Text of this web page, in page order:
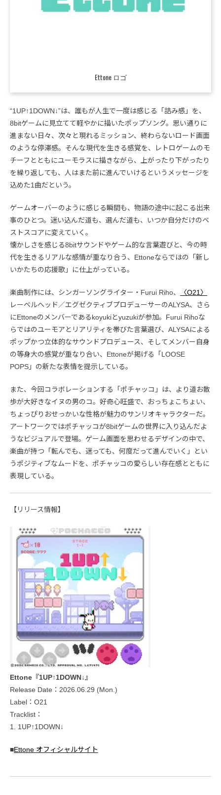
Ettone ロゴ
“1UP↑1DOWN↓”は、誰もが人生で一度は感じる「詰み感」を、
8bitゲームに見立てて軽やかに描いたポップソング。思い通りに
進まない日々、次々と現れるミッション、終わらないロード画面
のような停滞感。そんな現代を生きる感覚を、レトロゲームのモ
チーフとともにユーモラスに描きながら、上がったり下がったり
を繰り返しても、人はまた前に進んでいけるというメッセージを
込めた1曲だという。
ゲームオーバーのように感じる瞬間も、物語の途中に起こる出来
事のひとつ。迷い込んだ道も、選んだ道も、いつか自分だけのベ
ストスコアに変えていく。
懐かしさを感じる8bitサウンドやゲーム的な言葉遊びと、今の時
代を生きるリアルな感情が重なり合う、Ettoneならではの「新し
いかたちの応援歌」に仕上がっている。
楽曲制作には、シンガーソングライター・Furui Riho、
〈O21〉
レーベルヘッド／エグゼクティブプロデューサーのALYSA、さら
にEttoneのメンバーであるkoyukiとyuzukiが参加。Furui Rihoな
らではのユーモアとリアリティを帯びた言葉選び、ALYSAによる
ポップかつ立体的なサウンドプロデュース、そしてメンバー自身
の等身大の感覚が重なり合い、Ettoneが掲げる「LOOSE
POPS」の新たな表情を提示している。
また、今回コラボレーションする「ポチャッコ」は、より道お散
歩が大好きなイヌの男のコ。好奇心旺盛で、おっちょこちょい、
ちょっぴりおせっかいな性格が魅力のサンリオキャラクターだ。
アートワークではポチャッコが8bitゲームの世界に入り込んだよ
うなビジュアルで登場。ゲーム画面を思わせるデザインの中で、
楽曲が持つ「転んでも、迷っても、何度だって進んでいく」とい
うポジティブなムードを、ポチャッコの愛らしい存在感とともに
表現している。
【リリース情報】
Ettone『1UP↑1DOWN↓』
Release Date：2026.06.29 (Mon.)
Label：O21
Tracklist：
1. 1UP↑1DOWN↓
■Ettone オフィシャルサイト